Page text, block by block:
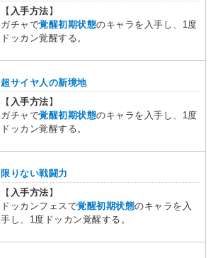
【 入手方法 】
ガチャで覚醒初期状態のキャラを入手し、1度
ドッカン覚醒する。
超サイヤ人の新境地
【 入手方法 】
ガチャで覚醒初期状態のキャラを入手し、1度
ドッカン覚醒する。
限りない戦闘力
【 入手方法 】
ドッカンフェスで覚醒初期状態のキャラを入
手し、1度ドッカン覚醒する。